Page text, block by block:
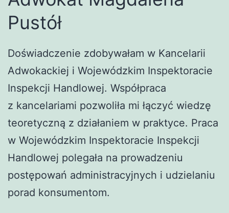
Pustół
Doświadczenie zdobywałam w Kancelarii
Adwokackiej i Wojewódzkim Inspektoracie
Inspekcji Handlowej. Współpraca
z kancelariami pozwoliła mi łączyć wiedzę
teoretyczną z działaniem w praktyce. Praca
w Wojewódzkim Inspektoracie Inspekcji
Handlowej polegała na prowadzeniu
postępowań administracyjnych i udzielaniu
porad konsumentom.